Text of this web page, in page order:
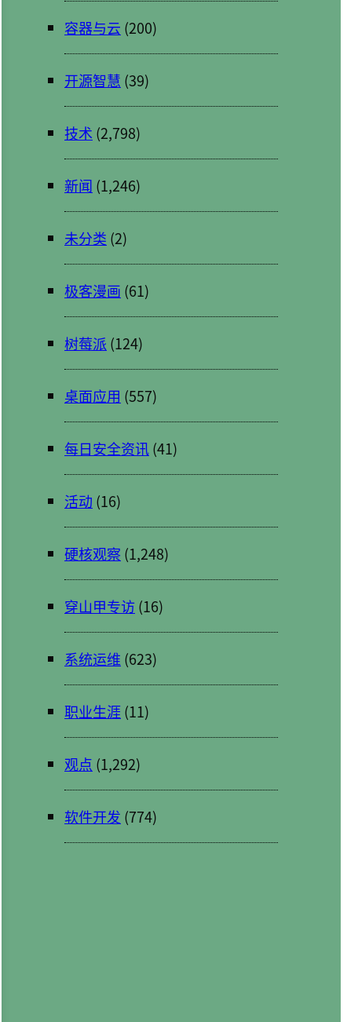
容器与云 (200)
开源智慧 (39)
技术 (2,798)
新闻 (1,246)
未分类 (2)
极客漫画 (61)
树莓派 (124)
桌面应用 (557)
每日安全资讯(41)
活动 (16)
硬核观察 (1,248)
穿山甲专访(16)
系统运维(623)
职业生涯(11)
观点 (1,292)
软件开发 (774)